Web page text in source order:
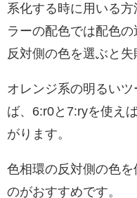
系化する時に用いる
ラーの配色では配色
反対側の色を選ぶと失
オレンジ系の明るい
ば、6:r0と7:ryを使え
がります。
色相環の反対側の色
のがおすすめです。